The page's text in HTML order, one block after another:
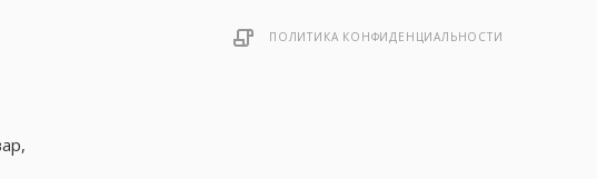
ПОЛИТИКА КОНФИДЕНЦИАЛЬНОСТИ